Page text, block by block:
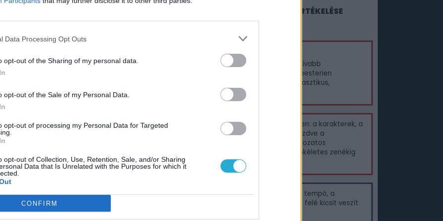
Data Processing Opt Outs
opt-out of the Sharing of my personal data.
opt-out of the Sale of my Personal Data.
opt-out of processing my Personal Data for Targeted
opt-out of Collection, Use, Retention, Sale, and/or Sharing
Data that Is Unrelated with the Purposes for which it
CONFIRM
fordítjuk ellenük. A lopakodás azonban
ellenfelek túlerejével szemben gyakran
illetve egy-egy adott helyzetben
a tűzre érzékeny patkányok ellen eszünket
kell használnunk.
és az sem igazán bizalomgerjesztő, hogy
azzal, milyen mértékben tudja
projektben is szinte alapjainál elrontani,
játékmenetet. A Plague Tale azonban
az elemeket, kényszeríti rá a játékosokat
taktikák megfelelő használatára. A játékot
könnyűnek, súlytalannak sem –
túlzások nélkül példásan vizsgáztak a
ameddig a szem ellát
PC GURU ÉRTÉKELÉSE
Vélemény
Az év legnagyobb, legpozitívabb
meglepetése számomra, mesterien
kivitelezett, gyönyörű, fantasztikus,
felejthetetlen élmény.
Túlzások nélkül szinte minden: a karakterek, a
világ kidolgozottságától kezdve a
történeten, a letisztult, változatos
játékmeneten át a közel tökéletes zenékig
és szinkronhangokig.
Egy-két ponton leül kicsit a tempó, a
patkányhorda a játék vége felé kicsit veszít